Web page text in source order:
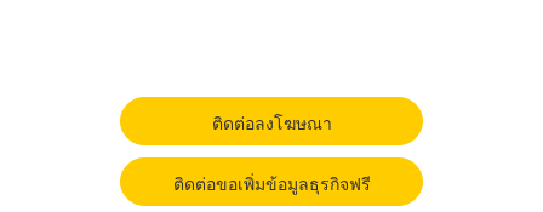
ติดต่อลงโฆษณา
ติดต่อขอเพิ่มข้อมูลธุรกิจฟรี